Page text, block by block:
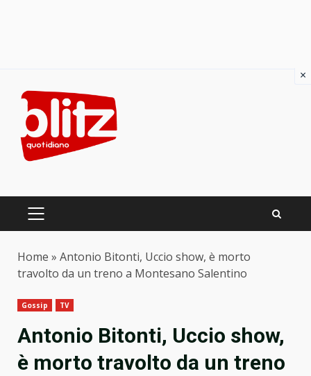
content
PRIMARY
Home » Antonio Bitonti, Uccio show, è morto
travolto da un treno a Montesano Salentino
Gossip TV
Antonio Bitonti, Uccio show,
è morto travolto da un treno
×